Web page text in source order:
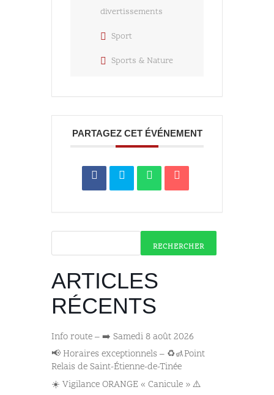
divertissements
Sport
Sports & Nature
PARTAGEZ CET ÉVÉNEMENT
RECHERCHER
ARTICLES
RÉCENTS
Info route – ➡️ Samedi 8 août 2026
📢 Horaires exceptionnels – ♻️🚮Point
Relais de Saint-Étienne-de-Tinée
☀️ Vigilance ORANGE « Canicule » ⚠️